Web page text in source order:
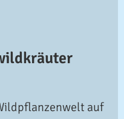
auf